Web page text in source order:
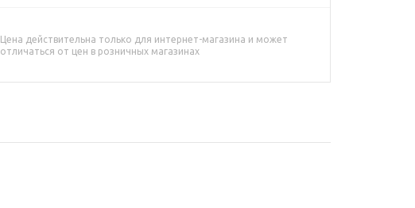
Цена действительна только для интернет-магазина и может
отличаться от цен в розничных магазинах